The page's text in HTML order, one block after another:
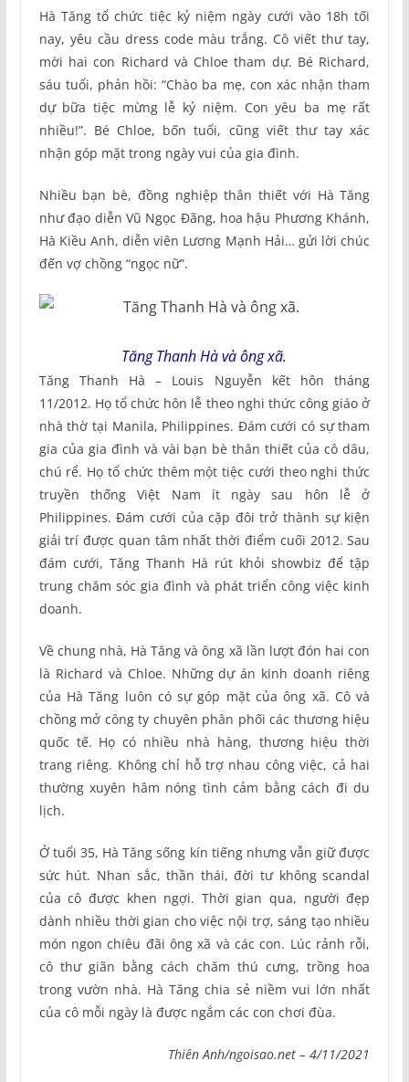
Hà Tăng tổ chức tiệc kỷ niệm ngày cưới vào 18h tối
nay, yêu cầu dress code màu trắng. Cô viết thư tay,
mời hai con Richard và Chloe tham dự. Bé Richard,
sáu tuổi, phản hồi: “Chào ba mẹ, con xác nhận tham
dự bữa tiệc mừng lễ kỷ niệm. Con yêu ba mẹ rất
nhiều!”. Bé Chloe, bốn tuổi, cũng viết thư tay xác
nhận góp mặt trong ngày vui của gia đình.
Nhiều bạn bè, đồng nghiệp thân thiết với Hà Tăng
như đạo diễn Vũ Ngọc Đãng, hoa hậu Phương Khánh,
Hà Kiều Anh, diễn viên Lương Mạnh Hải… gửi lời chúc
đến vợ chồng “ngọc nữ”.
Tăng Thanh Hà và ông xã.
Tăng Thanh Hà – Louis Nguyễn kết hôn tháng
11/2012. Họ tổ chức hôn lễ theo nghi thức công giáo ở
nhà thờ tại Manila, Philippines. Đám cưới có sự tham
gia của gia đình và vài bạn bè thân thiết của cô dâu,
chú rể. Họ tổ chức thêm một tiệc cưới theo nghi thức
truyền thống Việt Nam ít ngày sau hôn lễ ở
Philippines. Đám cưới của cặp đôi trở thành sự kiện
giải trí được quan tâm nhất thời điểm cuối 2012. Sau
đám cưới, Tăng Thanh Hà rút khỏi showbiz để tập
trung chăm sóc gia đình và phát triển công việc kinh
doanh.
Về chung nhà, Hà Tăng và ông xã lần lượt đón hai con
là Richard và Chloe. Những dự án kinh doanh riêng
của Hà Tăng luôn có sự góp mặt của ông xã. Cô và
chồng mở công ty chuyên phân phối các thương hiệu
quốc tế. Họ có nhiều nhà hàng, thương hiệu thời
trang riêng. Không chỉ hỗ trợ nhau công việc, cả hai
thường xuyên hâm nóng tình cảm bằng cách đi du
lịch.
Ở tuổi 35, Hà Tăng sống kín tiếng nhưng vẫn giữ được
sức hút. Nhan sắc, thần thái, đời tư không scandal
của cô được khen ngợi. Thời gian qua, người đẹp
dành nhiều thời gian cho việc nội trợ, sáng tạo nhiều
món ngon chiêu đãi ông xã và các con. Lúc rảnh rỗi,
cô thư giãn bằng cách chăm thú cưng, trồng hoa
trong vườn nhà. Hà Tăng chia sẻ niềm vui lớn nhất
của cô mỗi ngày là được ngắm các con chơi đùa.
Thiên Anh/ngoisao.net – 4/11/2021